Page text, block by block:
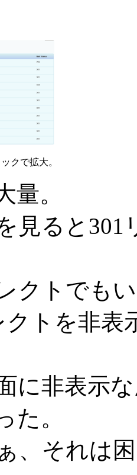
クで拡大。
量。
見ると
クトでも
クトを非
に非表示
た。
、それは